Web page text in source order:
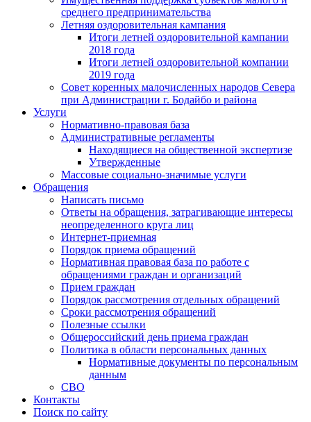
среднего предпринимательства
Летняя оздоровительная кампания
Итоги летней оздоровительной кампании
2018 года
Итоги летней оздоровительной компании
2019 года
Совет коренных малочисленных народов Севера
при Администрации г. Бодайбо и района
Услуги
Нормативно-правовая база
Административные регламенты
Находящиеся на общественной экспертизе
Утвержденные
Массовые социально-значимые услуги
Обращения
Написать письмо
Ответы на обращения, затрагивающие интересы
неопределенного круга лиц
Интернет-приемная
Порядок приема обращений
Нормативная правовая база по работе с
обращениями граждан и организаций
Прием граждан
Порядок рассмотрения отдельных обращений
Сроки рассмотрения обращений
Полезные ссылки
Общероссийский день приема граждан
Политика в области персональных данных
Нормативные документы по персональным
данным
СВО
Контакты
Поиск по сайту